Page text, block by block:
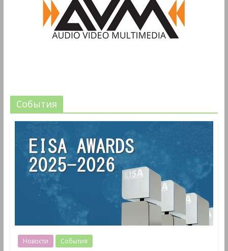
События
Новости События